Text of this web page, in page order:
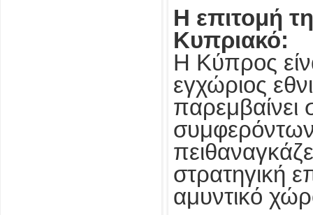
Η επιτομή
Κυπριακό:
Η Κύπρος
εγχώριος
στρατηγική
αμυντικό